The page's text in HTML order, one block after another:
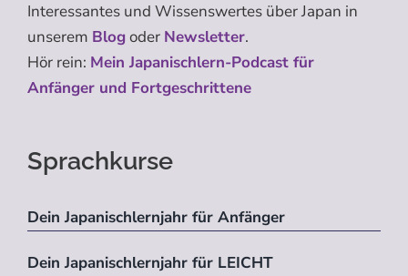
Interessantes und Wissenswertes über Japan in
unserem Blogoder Newsletter.
Hör rein: Mein Japanischlern-Podcast für
Anfänger und Fortgeschrittene
Sprachkurse
Dein Japanischlernjahr für Anfänger
Dein Japanischlernjahr für LEICHT